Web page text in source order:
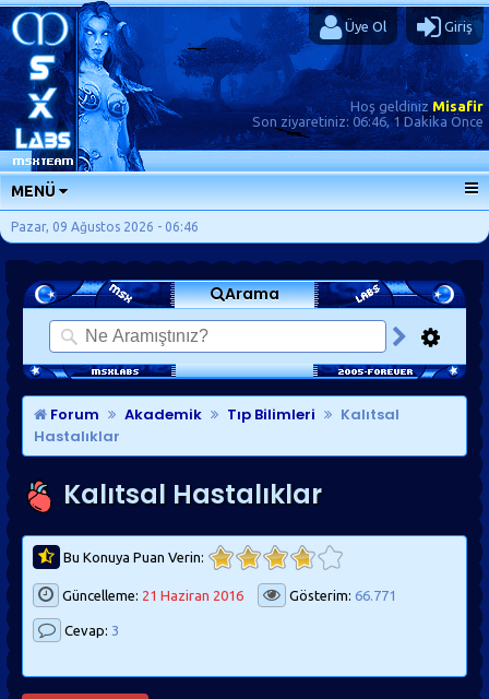
Üye Ol Giriş
Hoş geldinizMisafir
Son ziyaretiniz: 06:46, 1 Dakika Önce
MENÜ
ANA SAYFA
FORUMLAR
SORU-CEVAP
GÜNLÜKLER
SON MESAJLAR
KISAYOLLAR
Pazar, 09 Ağustos 2026 - 06:46
Arama
Forum Akademik Tıp Bilimleri
Kalıtsal
Hastalıklar
Kalıtsal Hastalıklar
Bu Konuya Puan Verin:
Güncelleme: 21 Haziran 2016 Gösterim: 66.771
Cevap: 3